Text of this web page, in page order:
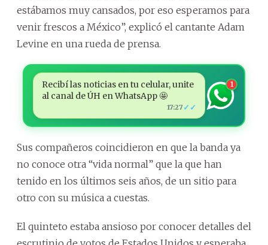
estábamos muy cansados, por eso esperamos para
venir frescos a México”, explicó el cantante Adam
Levine en una rueda de prensa.
Recibí las noticias en tu celular, unite
al canal de ÚH en WhatsApp 🤩
17:27 ✓✓
1
Sus compañeros coincidieron en que la banda ya
no conoce otra “vida normal” que la que han
tenido en los últimos seis años, de un sitio para
otro con su música a cuestas.
El quinteto estaba ansioso por conocer detalles del